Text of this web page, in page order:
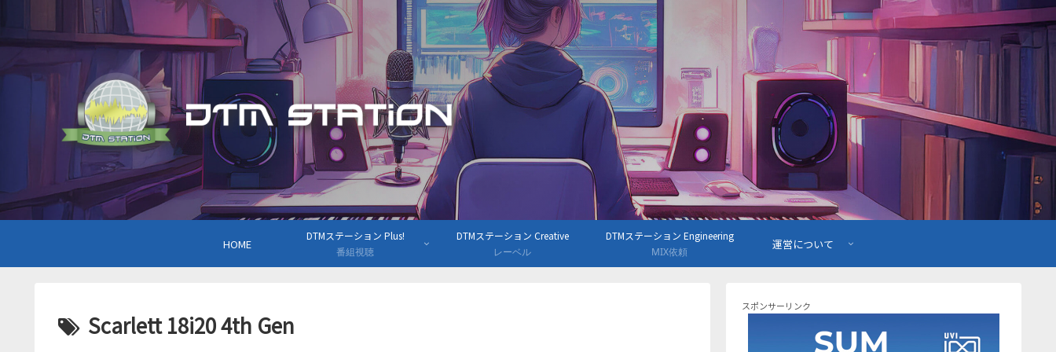
HOME
DTMステーション Plus!
番組視聴
DTMステーション Creative
レーベル
DTMステーション Engineering
MIX依頼
運営について
Scarlett 18i20 4th Gen
スポンサーリンク